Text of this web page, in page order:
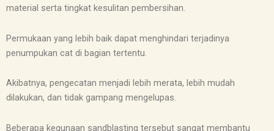
material serta tingkat kesulitan pembersihan.
Permukaan yang lebih baik dapat menghindari terjadinya
penumpukan cat di bagian tertentu.
Akibatnya, pengecatan menjadi lebih merata, lebih mudah
dilakukan, dan tidak gampang mengelupas.
Beberapa kegunaan sandblasting tersebut sangat membantu